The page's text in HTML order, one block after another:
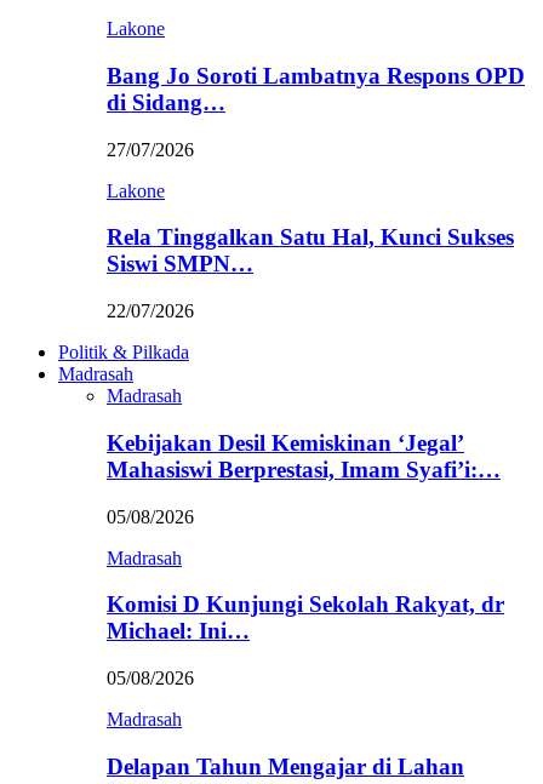
Lakone
Bang Jo Soroti Lambatnya Respons OPD
di Sidang…
27/07/2026
Lakone
Rela Tinggalkan Satu Hal, Kunci Sukses
Siswi SMPN…
22/07/2026
Politik & Pilkada
Madrasah
Madrasah
Kebijakan Desil Kemiskinan ‘Jegal’
Mahasiswi Berprestasi, Imam Syafi’i:…
05/08/2026
Madrasah
Komisi D Kunjungi Sekolah Rakyat, dr
Michael: Ini…
05/08/2026
Madrasah
Delapan Tahun Mengajar di Lahan